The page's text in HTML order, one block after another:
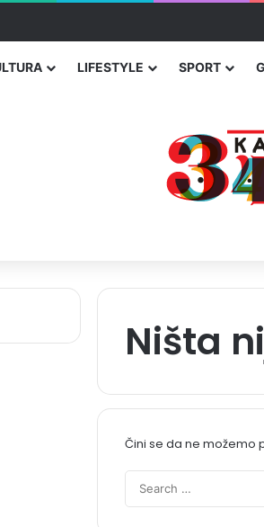
krijumčarenja migranata preko BiH i Balkana
LIFESTYLE SPORT
Ništa
Čini se da ne možemo